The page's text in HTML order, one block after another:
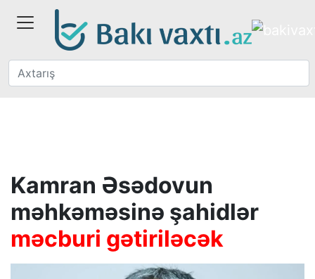
Kamran Əsədovun
məhkəməsinə şahidlər
məcburi gətiriləcək